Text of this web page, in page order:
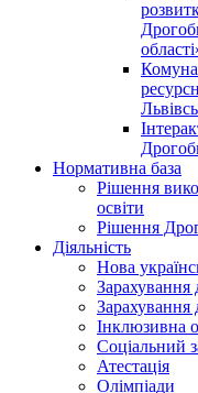
Нормативна база
Рішення
освіти
Рішення
Діяльність
Нова
Зарахування
Зарахування
Інклюзивна
Соціальний
Атестація
Олімпіади